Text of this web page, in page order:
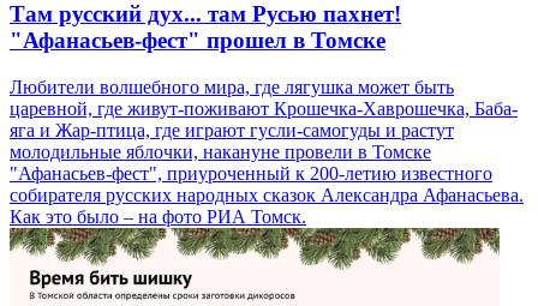
Там русский дух... там Русью пахнет!
"Афанасьев-фест" прошел в Томске
Любители волшебного мира, где лягушка может быть
царевной, где живут-поживают Крошечка-Хаврошечка, Баба-
яга и Жар-птица, где играют гусли-самогуды и растут
молодильные яблочки, накануне провели в Томске
"Афанасьев-фест", приуроченный к 200-летию известного
собирателя русских народных сказок Александра Афанасьева.
Как это было – на фото РИА Томск.